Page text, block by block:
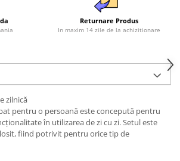
Returnare Produs
In maxim 14 zile de la achizitionare
zilnică
pentru o persoană este concepută pentru
în utilizarea de zi cu zi. Setul este
fiind potrivit pentru orice tip de